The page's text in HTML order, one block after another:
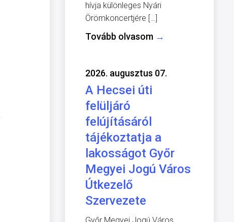
hívja különleges Nyári
Örömkoncertjére […]
Tovább olvasom →
2026. augusztus 07.
A Hecsei úti
felüljáró
felújításáról
tájékoztatja a
lakosságot Győr
Megyei Jogú Város
Útkezelő
Szervezete